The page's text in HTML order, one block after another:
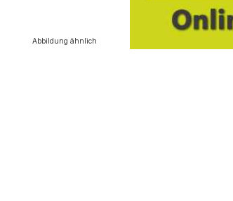
Abbildung ähnlich